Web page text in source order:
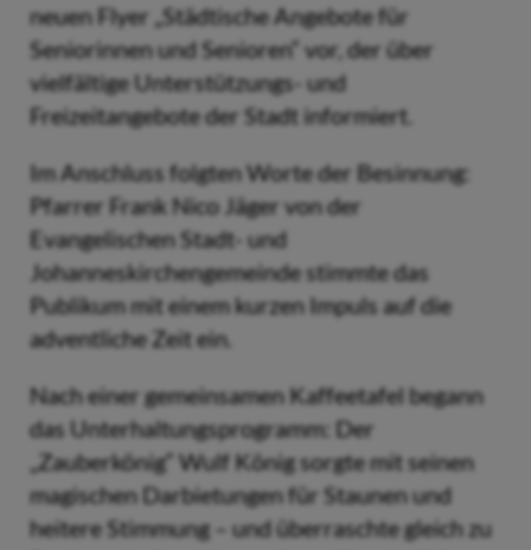
neuen Flyer „Städtische Angebote für
Seniorinnen und Senioren“ vor, der über
vielfältige Unterstützungs- und
Freizeitangebote der Stadt informiert.
Im Anschluss folgten Worte der Besinnung:
Pfarrer Frank Nico Jäger von der
Evangelischen Stadt- und
Johanneskirchengemeinde stimmte das
Publikum mit einem kurzen Impuls auf die
adventliche Zeit ein.
Nach einer gemeinsamen Kaffeetafel begann
das Unterhaltungsprogramm: Der
„Zauberkönig“ Wulf König sorgte mit seinen
magischen Darbietungen für Staunen und
heitere Stimmung – und überraschte gleich zu